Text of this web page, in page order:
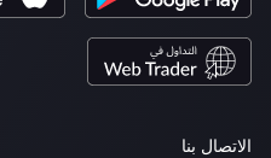
الاتصال بنا